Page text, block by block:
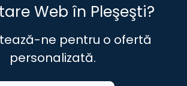
Web în Pleşeşti?
ne pentru o ofertă
personalizată.